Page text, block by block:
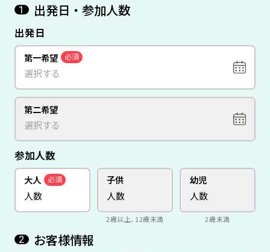
1 出発日・参加人数
出発日
第一希望 必須
第二希望
参加人数
大人 必須 子供
2歳以上、12歳未満
幼児
2歳未満
2 お客様情報